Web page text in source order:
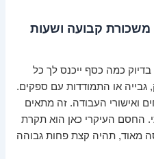
קבועה ושעות
בדיוק כמה כסף ייכנס לך כל
גבייה או התמודדות עם ספקים.
ואישורי העבודה. זה מתאים
החסם העיקרי כאן הוא תקרת
מאוד, תהיה קצת פחות גבוהה